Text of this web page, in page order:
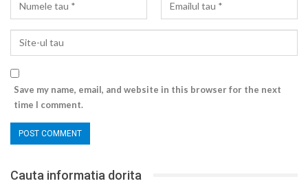
Save my name, email, and website in this browser for the next
time I comment.
Cauta informatia dorita